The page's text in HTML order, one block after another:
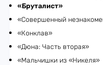
«Бруталист»
«Совершенный
«Конклав»
«Дюна: Часть вторая»
«Мальчишки из «Никеля»